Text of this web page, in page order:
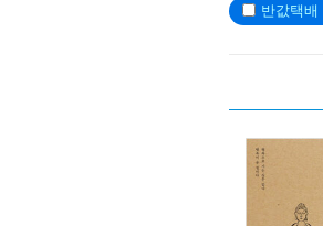
반값택배